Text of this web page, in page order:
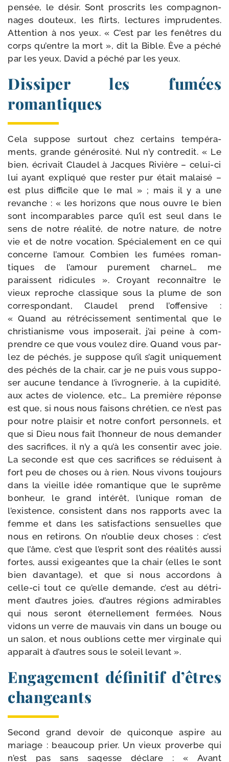
pen­sée, le désir. Sont pros­crits les com­pa­gnon­
nages dou­teux, les flirts, lec­tures impru­dentes.
Attention à nos yeux. « C’est par les fenêtres du
corps qu’entre la mort », dit la Bible. Ève a péché
par les yeux, David a péché par les yeux.
Dissiper les fumées
romantiques
Cela sup­pose sur­tout chez cer­tains tem­pé­ra­
ments, grande géné­ro­si­té. Nul n’y contre­dit. « Le
bien, écri­vait Claudel à Jacques Rivière – celui-​ci
lui ayant expli­qué que res­ter pur était mal­ai­sé –
est plus dif­fi­cile que le mal » ; mais il y a une
revanche : « les hori­zons que nous ouvre le bien
sont incom­pa­rables parce qu’il est seul dans le
sens de notre réa­li­té, de notre nature, de notre
vie et de notre voca­tion. Spécialement en ce qui
concerne l’amour. Combien les fumées roman­
tiques de l’amour pure­ment char­nel… me
paraissent ridi­cules ». Croyant recon­naître le
vieux reproche clas­sique sous la plume de son
cor­res­pon­dant, Claudel prend l’offensive :
« Quand au rétré­cis­se­ment sen­ti­men­tal que le
chris­tia­nisme vous impo­se­rait, j’ai peine à com­
prendre ce que vous vou­lez dire. Quand vous par­
lez de péchés, je sup­pose qu’il s’agit uni­que­ment
des péchés de la chair, car je ne puis vous sup­po­
ser aucune ten­dance à l’ivrognerie, à la cupi­di­té,
aux actes de vio­lence, etc… La pre­mière réponse
est que, si nous nous fai­sons chré­tien, ce n’est pas
pour notre plai­sir et notre confort per­son­nels, et
que si Dieu nous fait l’honneur de nous deman­der
des sacri­fices, il n’y a qu’à les consen­tir avec joie.
La seconde est que ces sacri­fices se réduisent à
fort peu de choses ou à rien. Nous vivons tou­jours
dans la vieille idée roman­tique que le suprême
bon­heur, le grand inté­rêt, l’unique roman de
l’existence, consistent dans nos rap­ports avec la
femme et dans les satis­fac­tions sen­suelles que
nous en reti­rons. On n’oublie deux choses : c’est
que l’âme, c’est que l’esprit sont des réa­li­tés aus­si
fortes, aus­si exi­geantes que la chair (elles le sont
bien davan­tage), et que si nous accor­dons à
celle-​ci tout ce qu’elle demande, c’est au détri­
ment d’autres joies, d’autres régions admi­rables
qui nous seront éter­nel­le­ment fer­mées. Nous
vidons un verre de mau­vais vin dans un bouge ou
un salon, et nous oublions cette mer vir­gi­nale qui
appa­raît à d’autres sous le soleil levant ».
Engagement définitif d’êtres
changeants
Second grand devoir de qui­conque aspire au
mariage : beau­coup prier. Un vieux pro­verbe qui
n’est pas sans sagesse déclare : « Avant